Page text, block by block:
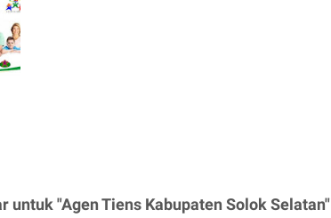
untuk "Agen Tiens Kabupaten Solok Selatan"